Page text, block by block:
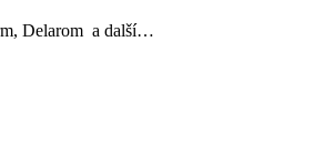
Delarom a další…